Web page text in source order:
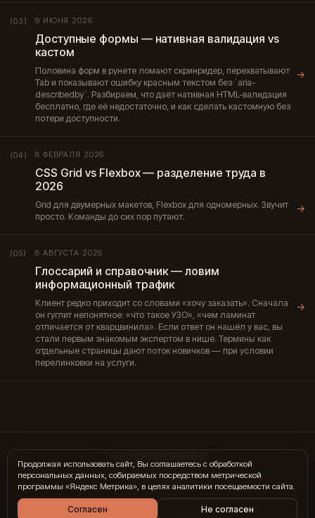
(03) 9 ИЮНЯ 2026
Доступные формы — нативная валидация vs
кастом
Половина форм в рунете ломают скринридер, перехватывают
Tab и показывают ошибку красным текстом без `aria-
describedby`. Разбираем, что даёт нативная HTML-валидация
бесплатно, где её недостаточно, и как сделать кастомную без
потери доступности.
→
(04) 8 ФЕВРАЛЯ 2026
CSS Grid vs Flexbox — разделение труда в
2026
Grid для двумерных макетов, Flexbox для одномерных. Звучит
просто. Команды до сих пор путают.
→
(05) 8 АВГУСТА 2026
Глоссарий и справочник — ловим
информационный трафик
Клиент редко приходит со словами «хочу заказать». Сначала
он гуглит непонятное: «что такое УЗО», «чем ламинат
отличается от кварцвинила». Если ответ он нашёл у вас, вы
стали первым знакомым экспертом в нише. Термины как
отдельные страницы дают поток новичков — при условии
перелинковки на услуги.
→
hi@internet10k.com·+7 995 300-18-02·Telegram·MAX
Услуги·Гиды·Журнал·Отзывы · Контакты
© 2014 — 2026 · Москва
Продолжая использовать сайт, Вы соглашаетесь с обработкой
персональных данных, собираемых посредством метрической
программы «Яндекс Метрика», в целях аналитики посещаемости сайта.
Согласен Не согласен